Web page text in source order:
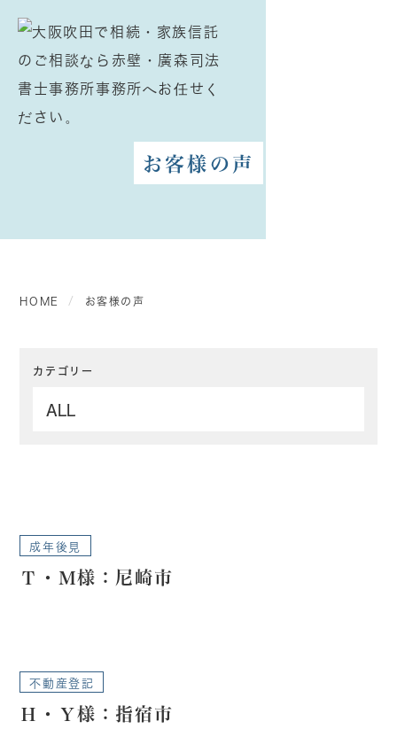
お客様の声
HOME お客様の声
カテゴリー
成年後見
Ｔ・Ｍ様：尼崎市
不動産登記
Ｈ・Ｙ様：指宿市